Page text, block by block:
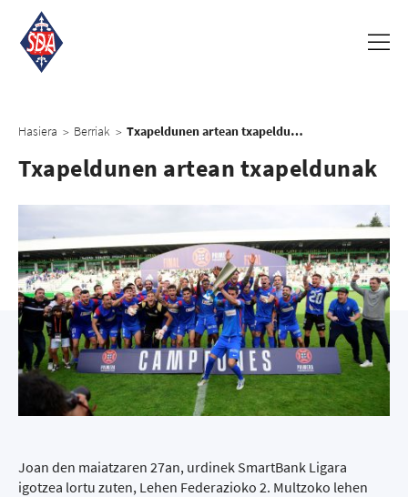
Hasiera > Berriak > Txapeldunen artean txapeldunak
Txapeldunen artean txapeldunak
Joan den maiatzaren 27an, urdinek SmartBank Ligara
igotzea lortu zuten, Lehen Federazioko 2. Multzoko lehen